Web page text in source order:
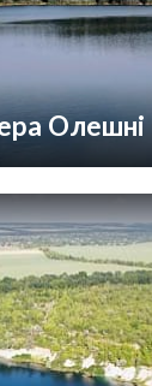
Олешні